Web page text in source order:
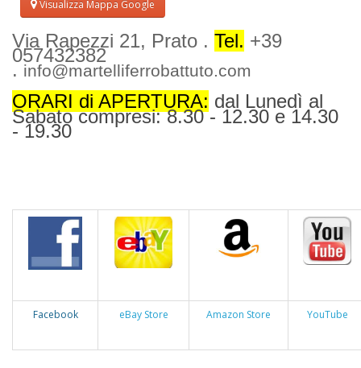
Visualizza Mappa Google
Via Rapezzi 21, Prato . Tel. +39
057432382
. info@martelliferrobattuto.com
ORARI di APERTURA: dal Lunedì al
Sabato compresi: 8.30 - 12.30 e 14.30
- 19.30
Facebook eBay Store Amazon Store YouTube